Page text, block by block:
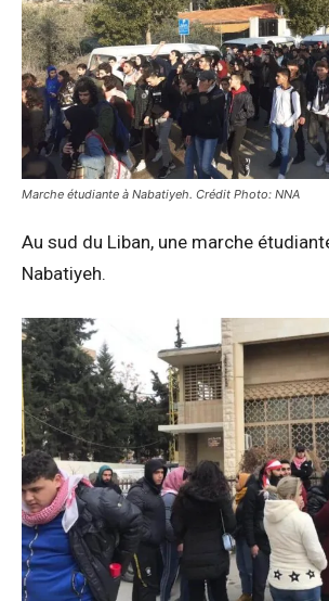
Marche étudiante à Nabatiyeh. Crédit Photo: NNA
Au sud du Liban, une marche
Nabatiyeh.